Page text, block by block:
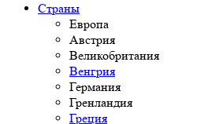
Страны
Европа
Австрия
Великобритания
Венгрия
Германия
Гренландия
Греция